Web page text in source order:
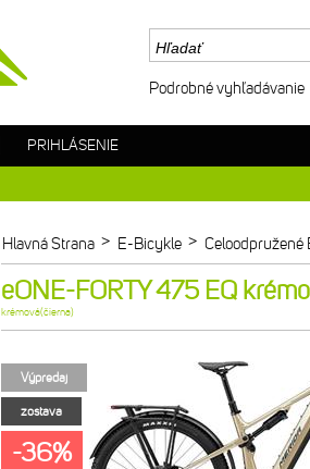
Hlavná Strana > E-Bicykle > Celoodpružené
eONE-FORTY 475 EQ
krémová(čierna)
Výpredaj
zostava
-36%
Podrobné vyhľadávanie
PRIHLÁSENIE